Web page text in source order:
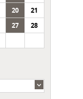
20
21
27
28